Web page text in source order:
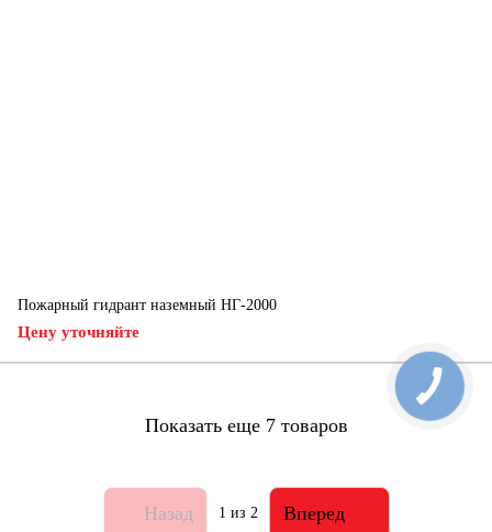
Пожарный гидрант наземный НГ-2000
Цену уточняйте
Показать еще 7 товаров
Назад 1 из 2 Вперед